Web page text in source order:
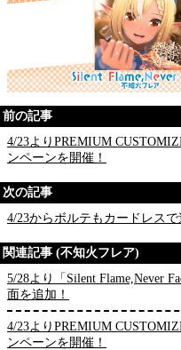
前の記事
4/23よりPREMIUM
ンペーンを開催！
次の記事
4/23からボルテもカードレス
関連記事 (不知火フレア)
5/28より「Silent Flame,Never
面を追加！
4/23よりPREMIUM
ンペーンを開催！